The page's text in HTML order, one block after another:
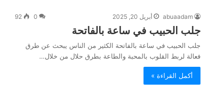
abuaadam أبريل 20, 2025 0
92
جلب الحبيب في ساعة بالفاتحة
جلب الحبيب في ساعة بالفاتحة الكثير من الناس يبحث عن طرق
فعالة لربط القلوب بالمحبة والطاعة بطرق حلال من خلال…
أكمل القراءة »